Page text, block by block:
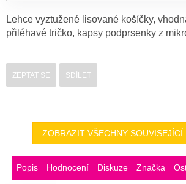
Lehce vyztužené lisované košíčky,
přiléhavé tričko, kapsy podprsenky z
ZEPTAT SE SDÍLET
ZOBRAZIT VŠECHNY SOUVISEJÍCÍ
Popis Hodnocení Diskuze Značka